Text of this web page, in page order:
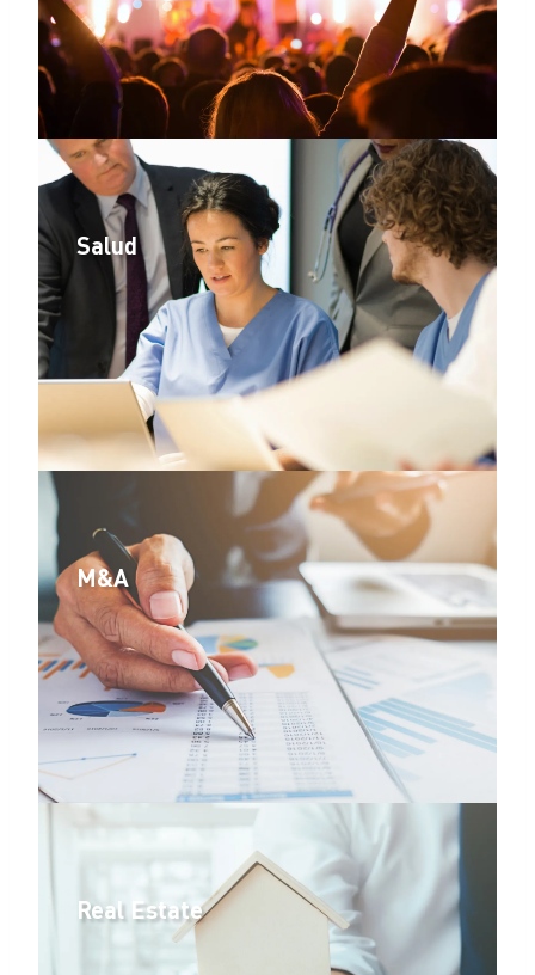
Salud
M&A
Real Estate